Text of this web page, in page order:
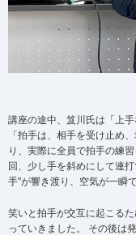
講座の途中、笈川氏は「上
「拍手は、相手を受け止め
り、実際に全員で拍手の練
回、少し手を斜めにして連
手"が響き渡り、空気が一瞬
笑いと拍手が交互に起こる
っていきました。 その後は